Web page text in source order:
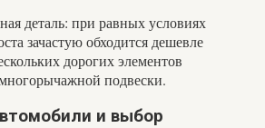
деталь: при равных условиях
зачастую обходится дешевле
дорогих элементов
подвески.
и выбор